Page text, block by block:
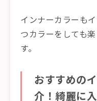
インナーカラーも
つカラーをしても
す。
おすすめの
介！綺麗に